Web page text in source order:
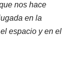
nos hace
en la
espacio y en el